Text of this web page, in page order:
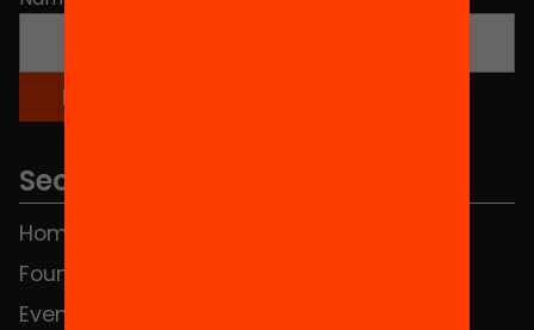
Sections
Home
Foundation
Events